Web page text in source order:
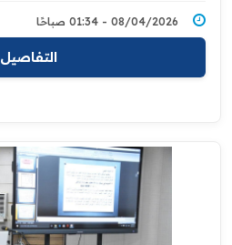
08/04/2026 - 01:34 صباحًا
التفاصيل